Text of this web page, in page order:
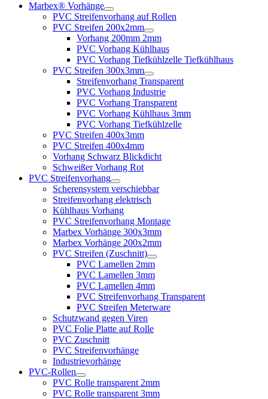
Marbex® Vorhänge
PVC Streifenvorhang auf Rollen
PVC Streifen 200x2mm
Vorhang 200mm 2mm
PVC Vorhang Kühlhaus
PVC Vorhang Tiefkühlzelle Tiefkühlhaus
PVC Streifen 300x3mm
Streifenvorhang Transparent
PVC Vorhang Industrie
PVC Vorhang Transparent
PVC Vorhang Kühlhaus 3mm
PVC Vorhang Tiefkühlzelle
PVC Streifen 400x3mm
PVC Streifen 400x4mm
Vorhang Schwarz Blickdicht
Schweißer Vorhang Rot
PVC Streifenvorhang
Scherensystem verschiebbar
Streifenvorhang elektrisch
Kühlhaus Vorhang
PVC Streifenvorhang Montage
Marbex Vorhänge 300x3mm
Marbex Vorhänge 200x2mm
PVC Streifen (Zuschnitt)
PVC Lamellen 2mm
PVC Lamellen 3mm
PVC Lamellen 4mm
PVC Streifenvorhang Transparent
PVC Streifen Meterware
Schutzwand gegen Viren
PVC Folie Platte auf Rolle
PVC Zuschnitt
PVC Streifenvorhänge
Industrievorhänge
PVC-Rollen
PVC Rolle transparent 2mm
PVC Rolle transparent 3mm